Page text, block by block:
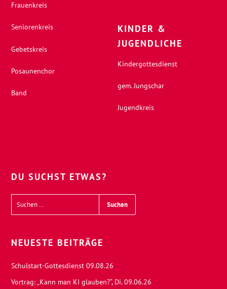
Frauenkreis
Seniorenkreis
Gebetskreis
Posaunenchor
Band
KINDER &
JUGENDLICHE
Kindergottesdienst
gem. Jungschar
Jugendkreis
DU SUCHST ETWAS?
NEUESTE BEITRÄGE
Schulstart-Gottesdienst 09.08.26
Vortrag: „Kann man KI glauben?“, Di. 09.06.26